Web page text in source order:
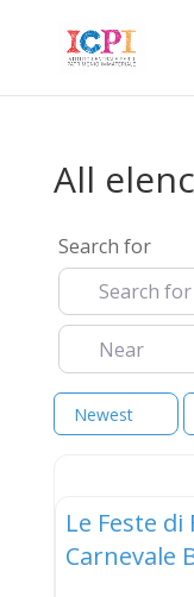
All
Search for
Near
Newest
Le Feste
Carnevale